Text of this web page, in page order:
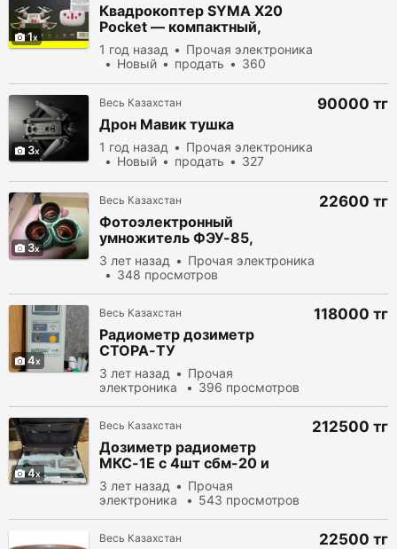
1
Квадрокоптер SYMA X20
Pocket — компактный,
маневренный, с подсветкой!
1 год назад
Прочая электроника
Новый
продать
360
3
Весь Казахстан
Дрон Мавик тушка
1 год назад
Прочая электроника
Новый
продать
327
90000 тг
3
Весь Казахстан
Фотоэлектронный
умножитель ФЭУ-85,
ФЭУ-85А и другие.
3 лет назад
Прочая электроника
348 просмотров
22600 тг
4
Весь Казахстан
Радиометр дозиметр
СТОРА-ТУ
(профессиональный)
3 лет назад
Прочая
электроника
396 просмотров
118000 тг
4
Весь Казахстан
Дозиметр радиометр
МКС-1Е с 4шт сбм-20 и
БЕТА-2 (Профессиональный)
3 лет назад
Прочая
электроника
543 просмотров
212500 тг
Весь Казахстан 22500 тг